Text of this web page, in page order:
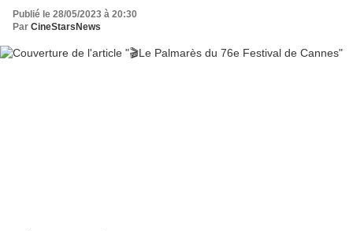
Publié le 28/05/2023 à 20:30
Par CineStarsNews